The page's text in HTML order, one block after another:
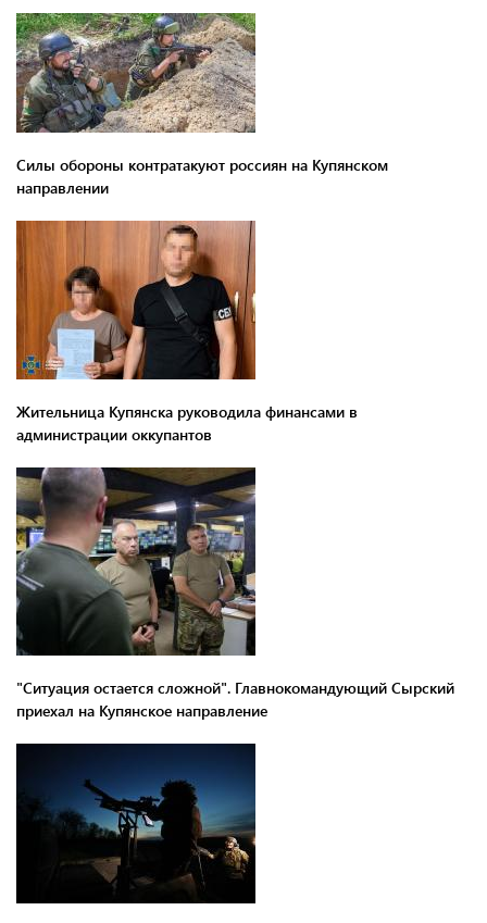
Силы обороны контратакуют россиян на Купянском
направлении
Жительница Купянска руководила финансами в
администрации оккупантов
"Ситуация остается сложной". Главнокомандующий Сырский
приехал на Купянское направление